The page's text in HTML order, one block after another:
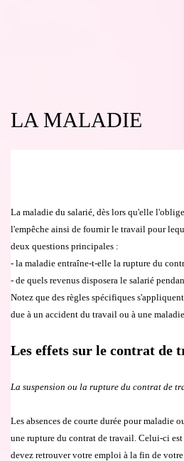
LA MALADIE
La maladie du salarié, dès lors qu'elle l'oblige
l'empêche ainsi de fournir le travail pour
deux questions principales :
- la maladie entraîne-t-elle la rupture du
- de quels revenus disposera le salarié
Notez que des règles spécifiques
due à un accident du travail ou à une
Les effets sur le contrat de
La suspension ou la rupture du contrat de
Les absences de courte durée pour maladie
une rupture du contrat de travail. Celui-ci
devez retrouver votre emploi à la fin de